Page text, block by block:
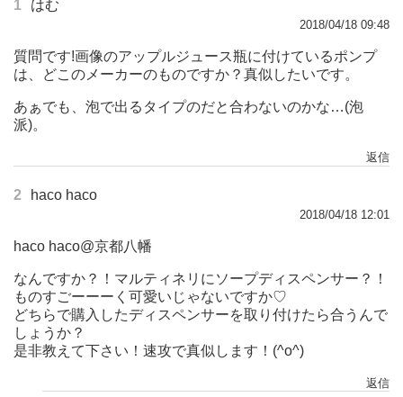
1 はむ
2018/04/18 09:48
質問です!画像のアップルジュース瓶に付けているポンプ
は、どこのメーカーのものですか？真似したいです。
あぁでも、泡で出るタイプのだと合わないのかな…(泡
派)。
返信
2 haco haco
2018/04/18 12:01
haco haco@京都八幡
なんですか？！マルティネリにソープディスペンサー？！
ものすごーーーく可愛いじゃないですか♡
どちらで購入したディスペンサーを取り付けたら合うんで
しょうか？
是非教えて下さい！速攻で真似します！(^o^)
返信